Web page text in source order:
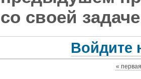
со своей
Войдите
« первая